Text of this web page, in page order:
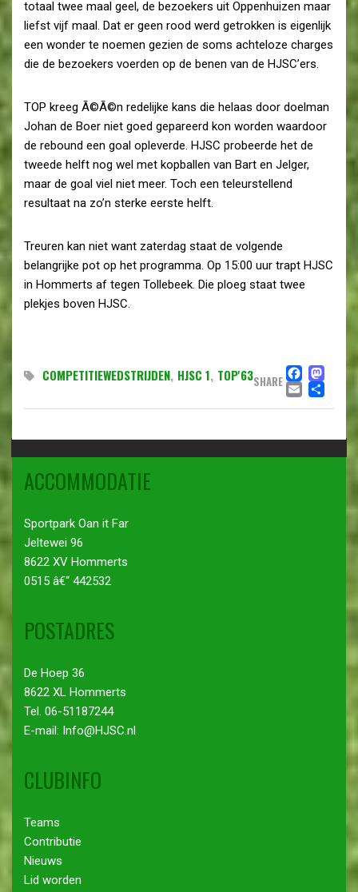
totaal twee maal geel, de bezoekers uit Oppenhuizen maar
liefst vijf maal. Dat er geen rood werd getrokken is eigenlijk
een wonder te noemen gezien de soms achteloze charges
die de bezoekers voerden op de benen van de HJSC’ers.
TOP kreeg Ã©Ã©n redelijke kans die helaas door doelman
Johan de Boer niet goed gepareerd kon worden waardoor
de rebound een goal opleverde. HJSC probeerde het de
tweede helft nog wel met kopballen van Bart en Jelger,
maar de goal viel niet meer. Toch een teleurstellend
resultaat na zo’n sterke eerste helft.
Treuren kan niet want zaterdag staat de volgende
belangrijke pot op het programma. Op 15:00 uur trapt HJSC
in Hommerts af tegen Tollebeek. Die ploeg staat twee
plekjes boven HJSC.
COMPETITIEWEDSTRIJDEN, HJSC 1, TOP'63SHARE
ACCOMMODATIE
Sportpark Oan it Far
Jeltewei 96
8622 XV Hommerts
0515 â€“ 442532
POSTADRES
De Hoep 36
8622 XL Hommerts
Tel. 06-51187244
E-mail: Info@HJSC.nl
CLUBINFO
Teams
Contributie
Nieuws
Lid worden